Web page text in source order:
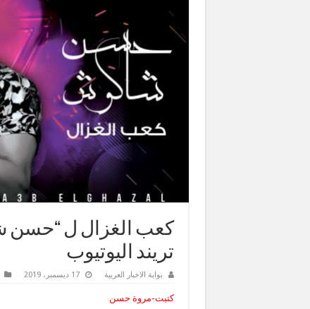
كعب الغزال ل “حسن
تريند اليوتيوب
بوابة الاخبار العربية 17 ديسمبر، 2019
كتبت-مروة حسن